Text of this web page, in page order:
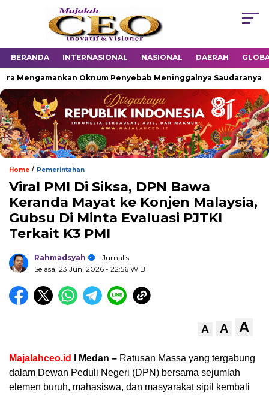
BERANDA INTERNASIONAL NASIONAL DAERAH
Oknum Penyebab Meninggalnya Saudaranya
Home / Pemerintahan
Viral PMI Di Siksa, DPN Bawa
Keranda Mayat ke Konjen Malaysia,
Gubsu Di Minta Evaluasi PJTKI
Terkait K3 PMI
Rahmadsyah
- Jurnalis
Selasa, 23 Juni 2026 - 22:56 WIB
A A A
Majalahceo.id l Medan – Ratusan Massa yang tergabung
dalam Dewan Peduli Negeri (DPN) bersama sejumlah
elemen buruh, mahasiswa, dan masyarakat sipil kembali